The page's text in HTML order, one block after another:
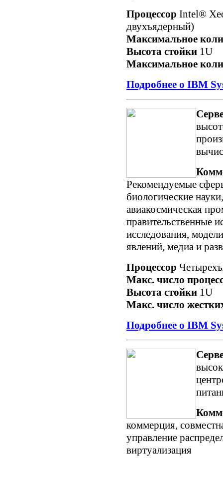
Процессор Intel®
двухъядерный)
Максимальное
Высота стойки 1U
Максимальное
Подробнее о IBM
Рекомендуемые
биологические
авиакосмическая
правительственные
исследования,
явлений, медиа и
Процессор
Макс. число
Высота стойки 1U
Макс. число
Подробнее о IBM
коммерция,
управление
виртуализация